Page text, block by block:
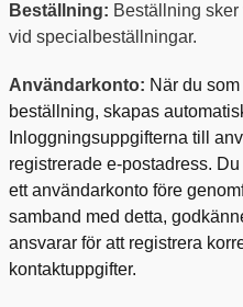
Beställning: Beställning
vid specialbeställningar.
Användarkonto: När du
beställning, skapas
Inloggningsuppgifterna till
registrerade e-postadress.
ett användarkonto före
samband med detta,
ansvarar för att registrera
kontaktuppgifter.